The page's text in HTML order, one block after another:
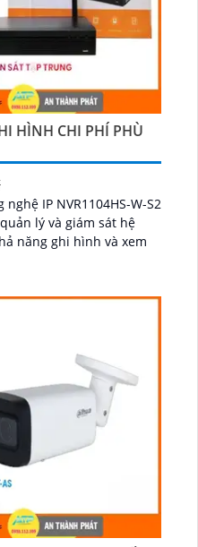
HÌNH CHI PHÍ PHÙ
IP NVR1104HS-W-S2
lý và giám sát hệ